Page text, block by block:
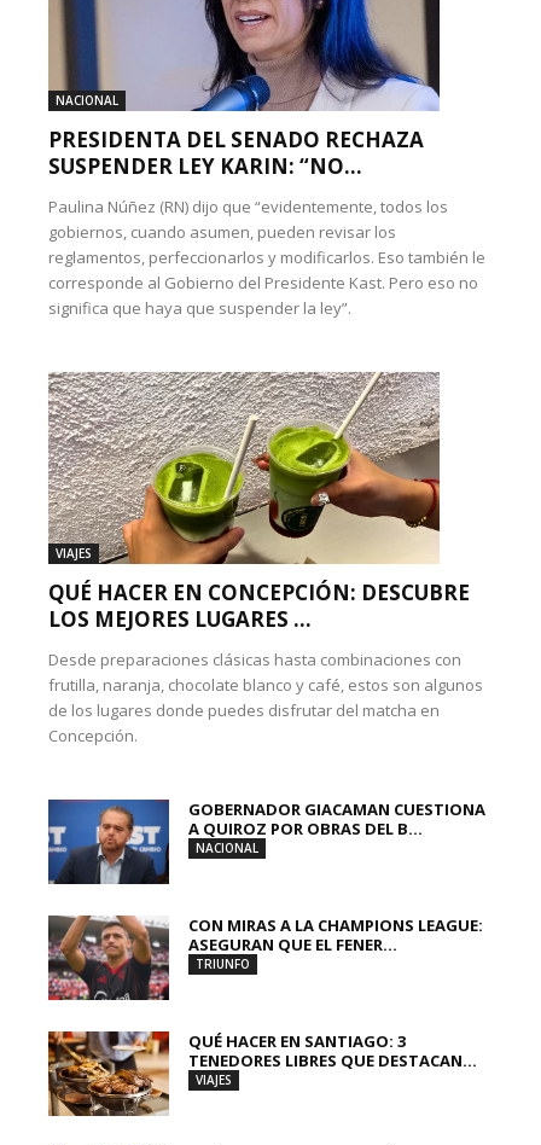
NACIONAL
PRESIDENTA DEL SENADO RECHAZA
SUSPENDER LEY KARIN: “NO...
Paulina Núñez (RN) dijo que “evidentemente, todos los
gobiernos, cuando asumen, pueden revisar los
reglamentos, perfeccionarlos y modificarlos. Eso también le
corresponde al Gobierno del Presidente Kast. Pero eso no
significa que haya que suspender la ley”.
VIAJES
QUÉ HACER EN CONCEPCIÓN: DESCUBRE
LOS MEJORES LUGARES ...
Desde preparaciones clásicas hasta combinaciones con
frutilla, naranja, chocolate blanco y café, estos son algunos
de los lugares donde puedes disfrutar del matcha en
Concepción.
GOBERNADOR GIACAMAN CUESTIONA
A QUIROZ POR OBRAS DEL B...
NACIONAL
CON MIRAS A LA CHAMPIONS LEAGUE:
ASEGURAN QUE EL FENER...
TRIUNFO
QUÉ HACER EN SANTIAGO: 3
TENEDORES LIBRES QUE DESTACAN...
VIAJES